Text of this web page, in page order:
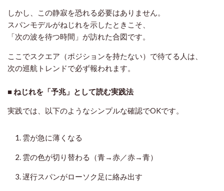
しかし、この静寂を恐れる必要はありません。
スパンモデルがねじれを示したときこそ、
「次の波を待つ時間」が訪れた合図です。
ここでスクエア（ポジションを持たない）で待てる人は、
次の巡航トレンドで必ず報われます。
■ ねじれを「予兆」として読む実践法
実践では、以下のようなシンプルな確認でOKです。
雲が急に薄くなる
雲の色が切り替わる（青→赤／赤→青）
遅行スパンがローソク足に絡み出す